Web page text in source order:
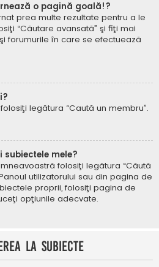
o pagină goală!?
prea multe rezultate pentru a le
“Căutare avansată” şi fiţi mai
forumurile în care se efectuează
legătura “Caută un membru”.
subiectele mele?
folosiţi legătura “Căută
utilizatorului sau din pagina de
proprii, folosiţi pagina de
opţiunile adecvate.
la subiecte